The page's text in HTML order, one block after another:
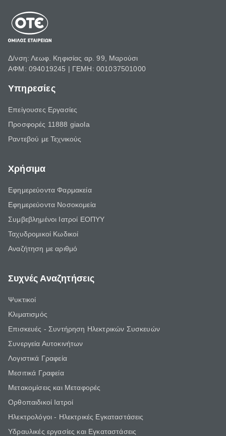
Δ/νση: Λεωφ. Κηφισίας αρ. 99, Μαρούσι
ΑΦΜ: 094019245 | ΓΕΜΗ: 001037501000
Υπηρεσίες
Επείγουσες Εργασίες
Προσφορές 11888 giaola
Ραντεβού με Τεχνικούς
Χρήσιμα
Εφημερεύοντα Φαρμακεία
Εφημερεύοντα Νοσοκομεία
Συμβεβλημένοι Ιατροί ΕΟΠΥΥ
Ταχυδρομικοί Κωδικοί
Αναζήτηση με αριθμό
Συχνές Αναζητήσεις
Ψυκτικοί
Κλιματισμός
Επισκευές - Συντήρηση Ηλεκτρικών Συσκευών
Συνεργεία Αυτοκινήτων
Λογιστικά Γραφεία
Μεσιτικά Γραφεία
Μετακομίσεις και Μεταφορές
Ορθοπαιδικοί Ιατροί
Ηλεκτρολόγοι - Ηλεκτρικές Εγκαταστάσεις
Υδραυλικές εργασίες και Εγκαταστάσεις